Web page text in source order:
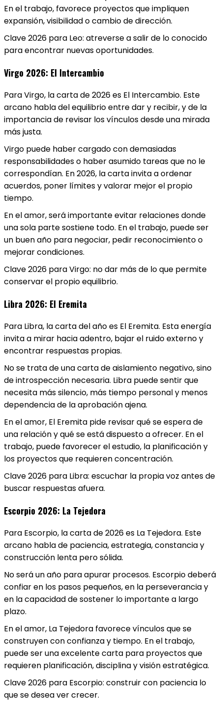
En el trabajo, favorece proyectos que impliquen
expansión, visibilidad o cambio de dirección.
Clave 2026 para Leo: atreverse a salir de lo conocido
para encontrar nuevas oportunidades.
Virgo 2026: El Intercambio
Para Virgo, la carta de 2026 es El Intercambio. Este
arcano habla del equilibrio entre dar y recibir, y de la
importancia de revisar los vínculos desde una mirada
más justa.
Virgo puede haber cargado con demasiadas
responsabilidades o haber asumido tareas que no le
correspondían. En 2026, la carta invita a ordenar
acuerdos, poner límites y valorar mejor el propio
tiempo.
En el amor, será importante evitar relaciones donde
una sola parte sostiene todo. En el trabajo, puede ser
un buen año para negociar, pedir reconocimiento o
mejorar condiciones.
Clave 2026 para Virgo: no dar más de lo que permite
conservar el propio equilibrio.
Libra 2026: El Eremita
Para Libra, la carta del año es El Eremita. Esta energía
invita a mirar hacia adentro, bajar el ruido externo y
encontrar respuestas propias.
No se trata de una carta de aislamiento negativo, sino
de introspección necesaria. Libra puede sentir que
necesita más silencio, más tiempo personal y menos
dependencia de la aprobación ajena.
En el amor, El Eremita pide revisar qué se espera de
una relación y qué se está dispuesto a ofrecer. En el
trabajo, puede favorecer el estudio, la planificación y
los proyectos que requieren concentración.
Clave 2026 para Libra: escuchar la propia voz antes de
buscar respuestas afuera.
Escorpio 2026: La Tejedora
Para Escorpio, la carta de 2026 es La Tejedora. Este
arcano habla de paciencia, estrategia, constancia y
construcción lenta pero sólida.
No será un año para apurar procesos. Escorpio deberá
confiar en los pasos pequeños, en la perseverancia y
en la capacidad de sostener lo importante a largo
plazo.
En el amor, La Tejedora favorece vínculos que se
construyen con confianza y tiempo. En el trabajo,
puede ser una excelente carta para proyectos que
requieren planificación, disciplina y visión estratégica.
Clave 2026 para Escorpio: construir con paciencia lo
que se desea ver crecer.